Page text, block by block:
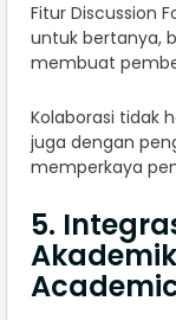
Fitur Discussion
untuk bertanya,
membuat
Kolaborasi tidak
juga dengan
memperkaya
5.